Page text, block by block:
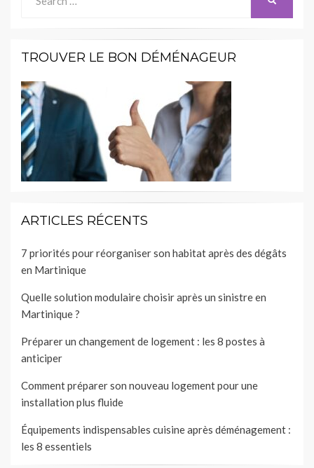
for:
TROUVER LE BON DÉMÉNAGEUR
ARTICLES RÉCENTS
7 priorités pour réorganiser son habitat après des dégâts
en Martinique
Quelle solution modulaire choisir après un sinistre en
Martinique ?
Préparer un changement de logement : les 8 postes à
anticiper
Comment préparer son nouveau logement pour une
installation plus fluide
Équipements indispensables cuisine après déménagement :
les 8 essentiels